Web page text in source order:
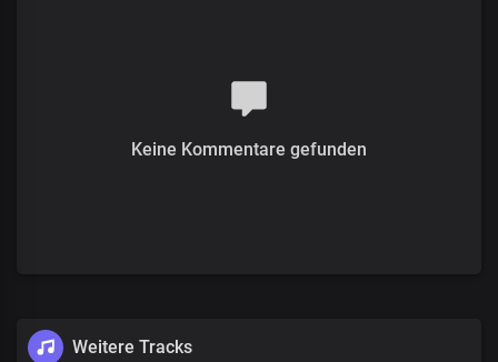
Keine Kommentare gefunden
Weitere Tracks